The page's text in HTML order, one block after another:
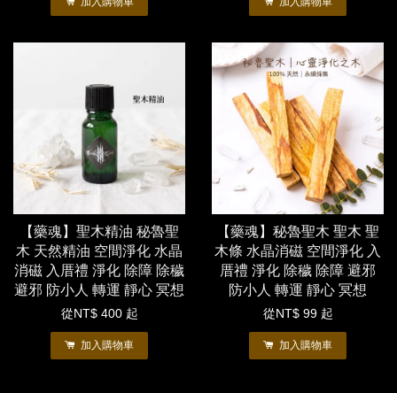
【藥魂】聖木精油 秘魯聖
木 天然精油 空間淨化 水晶
消磁 入厝禮 淨化 除障 除穢
避邪 防小人 轉運 靜心 冥想
從 NT$ 400 起
加入購物車
【藥魂】秘魯聖木 聖木 聖
木條 水晶消磁 空間淨化 入
厝禮 淨化 除穢 除障 避邪
防小人 轉運 靜心 冥想
從 NT$ 99 起
加入購物車